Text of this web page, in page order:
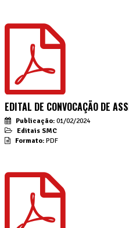
EDITAL DE CONVOCAÇÃO DE
Publicação: 01/02/2024
Editais SMC
Formato: PDF